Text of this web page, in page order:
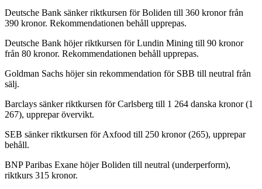
Deutsche Bank sänker riktkursen för Boliden till 360 kronor från
390 kronor. Rekommendationen behåll upprepas.
Deutsche Bank höjer riktkursen för Lundin Mining till 90 kronor
från 80 kronor. Rekommendationen behåll upprepas.
Goldman Sachs höjer sin rekommendation för SBB till neutral från
sälj.
Barclays sänker riktkursen för Carlsberg till 1 264 danska kronor (1
267), upprepar övervikt.
SEB sänker riktkursen för Axfood till 250 kronor (265), upprepar
behåll.
BNP Paribas Exane höjer Boliden till neutral (underperform),
riktkurs 315 kronor.